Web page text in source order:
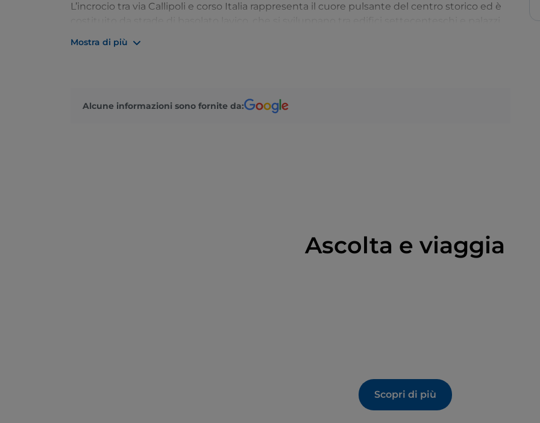
L’incrocio tra via Callipoli e corso Italia rappresenta il cuore pulsante del centro storico ed è
Fontana del Nettuno
raggiungere laspiaggia di Stazzo. Risalendo lungo la costa, a una mezz’ora di auto, si
Giardini Naxos
Mostra di più
Alcune informazioni sono fornite da:
Ascolta e viaggia
Scopri di più